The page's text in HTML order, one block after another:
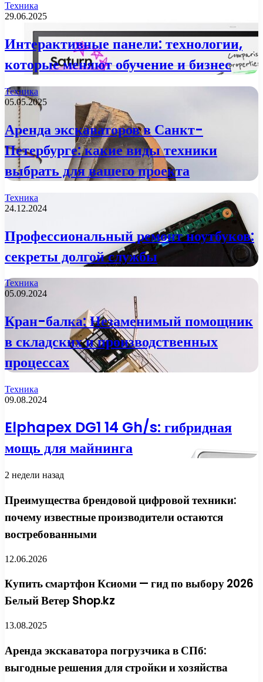
Техника
29.06.2025
Интерактивные панели: технологии,
которые меняют обучение и бизнес
Техника
05.05.2025
Аренда экскаваторов в Санкт-
Петербурге: какие виды техники
выбрать для вашего проекта
Техника
24.12.2024
Профессиональный ремонт ноутбуков:
секреты долгой службы
Техника
05.09.2024
Кран-балка: Незаменимый помощник
в складских и производственных
процессах
Техника
09.08.2024
Elphapex DG1 14 Gh/s: гибридная
мощь для майнинга
2 недели назад
Преимущества брендовой цифровой техники:
почему известные производители остаются
востребованными
12.06.2026
Купить смартфон Ксиоми — гид по выбору 2026
Белый Ветер Shop.kz
13.08.2025
Аренда экскаватора погрузчика в СПб:
выгодные решения для стройки и хозяйства